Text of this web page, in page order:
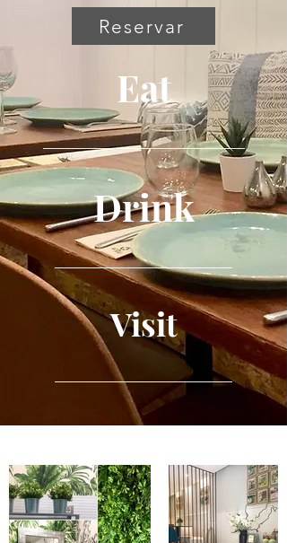
Reservar
Eat
_________________________
Drink
______________________
Visit
______________________
Reservar
Eat
_________________________
Drink
______________________
Visit
______________________